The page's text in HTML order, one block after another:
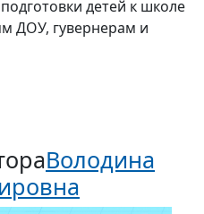
детей к школе
ДОУ, гувернерам и
Володина